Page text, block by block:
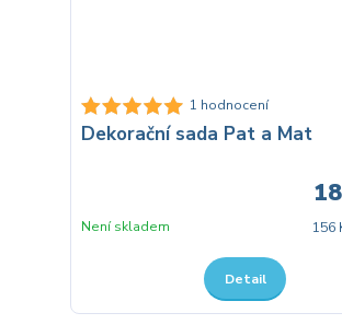
1 hodnocení
Dekorační sada Pat a Mat
156
Není skladem
Detail